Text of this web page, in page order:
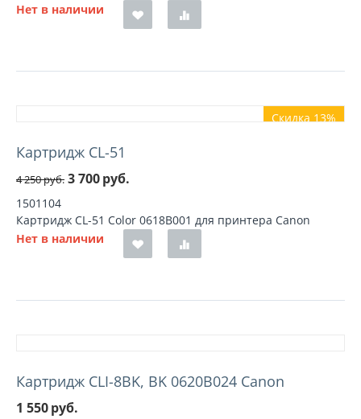
Нет в наличии
Скидка 13%
Картридж CL-51
4 250руб. 3 700руб.
1501104
Картридж CL-51 Color 0618B001 для принтера Canon
Нет в наличии
Картридж CLI-8BK, BK 0620B024 Canon
1 550руб.